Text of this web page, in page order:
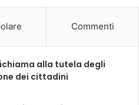
Commenti
alla tutela degli
dei cittadini